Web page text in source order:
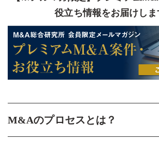
役立ち情報をお届けしま
M&Aのプロセスとは？